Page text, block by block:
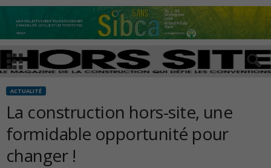
ACTUALITÉ
La construction hors-site, une
formidable opportunité pour
changer !